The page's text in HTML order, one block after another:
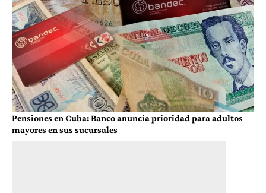
Pensiones en Cuba: Banco anuncia prioridad para adultos
mayores en sus sucursales